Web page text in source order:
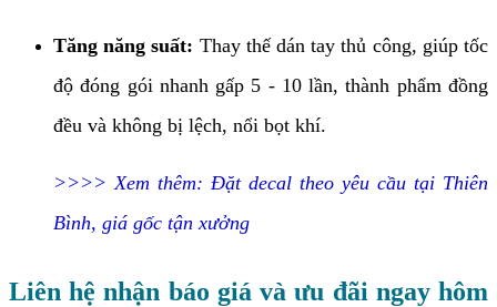
Tăng năng suất: Thay thế dán tay thủ công, giúp tốc
độ đóng gói nhanh gấp 5 - 10 lần, thành phẩm đồng
đều và không bị lệch, nổi bọt khí.
>>>> Xem thêm: Đặt decal theo yêu cầu tại Thiên
Bình, giá gốc tận xưởng
Liên hệ nhận báo giá và ưu đãi ngay hôm